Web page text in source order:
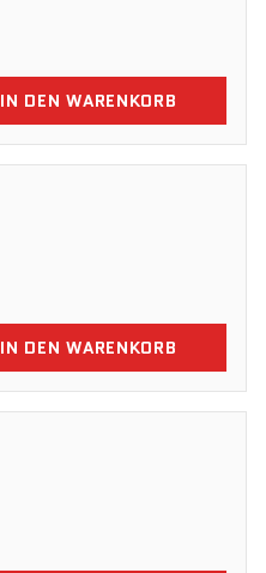
IN DEN WARENKORB
IN DEN WARENKORB